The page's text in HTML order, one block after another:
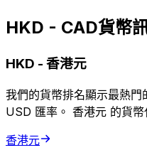
HKD - CAD貨幣
HKD - 香港元
我們的貨幣排名顯示最熱
USD 匯率。 香港元 的貨
香港元